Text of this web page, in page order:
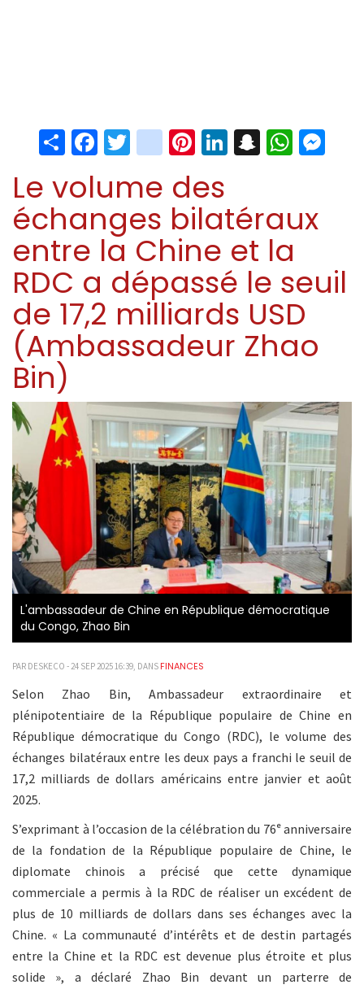
ShareFacebook
Twitter
instagram
Pinterest
LinkedIn
Snapchat
Le volume des
échanges bilatéraux
entre la Chine et la
RDC a dépassé le seuil
de 17,2 milliards USD
(Ambassadeur Zhao
Bin)
L'ambassadeur de Chine en République démocratique
du Congo, Zhao Bin
PAR DESKECO - 24 SEP 2025 16:39, DANS FINANCES
Selon Zhao Bin, Ambassadeur extraordinaire et
plénipotentiaire de la République populaire de Chine en
République démocratique du Congo (RDC), le volume des
échanges bilatéraux entre les deux pays a franchi le seuil de
17,2 milliards de dollars américains entre janvier et août
2025.
S’exprimant à l’occasion de la célébration du 76ᵉanniversaire
de la fondation de la République populaire de Chine, le
diplomate chinois a précisé que cette dynamique
commerciale a permis à la RDC de réaliser un excédent de
plus de 10 milliards de dollars dans ses échanges avec la
Chine. « La communauté d’intérêts et de destin partagés
entre la Chine et la RDC est devenue plus étroite et plus
solide », a déclaré Zhao Bin devant un parterre de